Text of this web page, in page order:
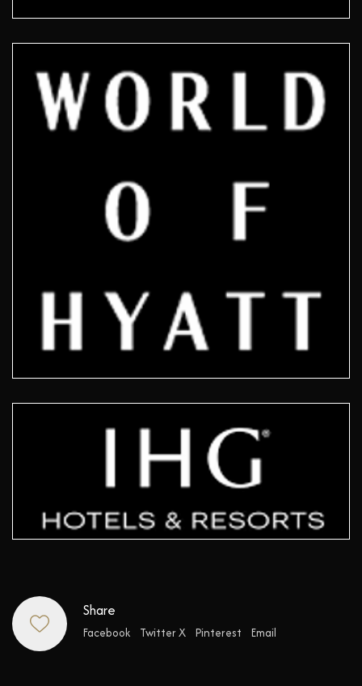
Share
Facebook Twitter X Pinterest Email